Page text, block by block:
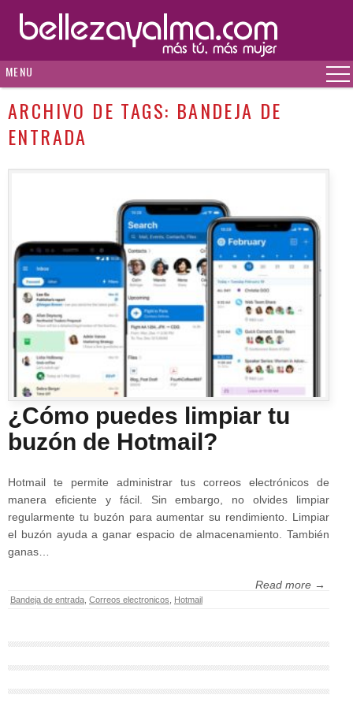
MENU
ARCHIVO DE TAGS: BANDEJA DE
ENTRADA
¿Cómo puedes limpiar tu
buzón de Hotmail?
Hotmail te permite administrar tus correos electrónicos de
manera eficiente y fácil. Sin embargo, no olvides limpiar
regularmente tu buzón para aumentar su rendimiento. Limpiar
el buzón ayuda a ganar espacio de almacenamiento. También
ganas…
Read more →
Bandeja de entrada Correos electronicos Hotmail